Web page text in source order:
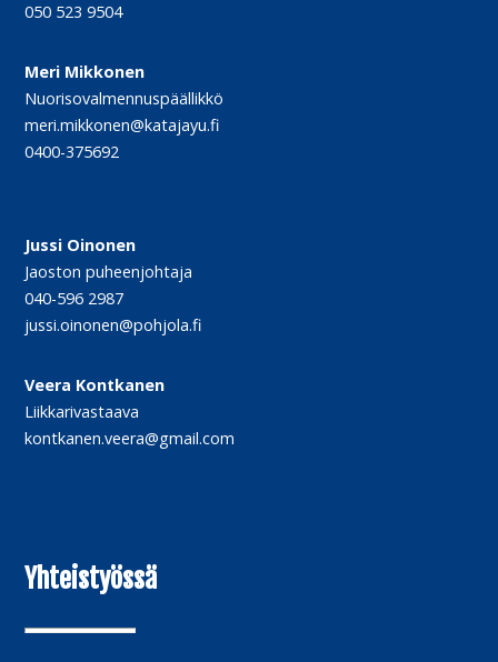
050 523 9504
Meri Mikkonen
Nuorisovalmennuspäällikkö
meri.mikkonen@katajayu.fi
0400-375692
Jussi Oinonen
Jaoston puheenjohtaja
040-596 2987
jussi.oinonen@pohjola.fi
Veera Kontkanen
Liikkarivastaava
kontkanen.veera@gmail.com
Yhteistyössä